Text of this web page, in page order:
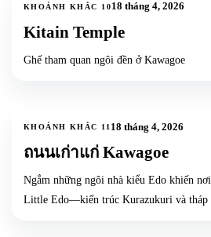
KHOẢNH KHẮC 1018 tháng 4, 2026
Kitain Temple
Ghế tham quan ngôi đền ở Kawagoe
KHOẢNH KHẮC 11 18 tháng 4, 2026
ถนนเก่าแก่ Kawagoe
Ngắm những ngôi nhà kiểu Edo khiến
Little Edo—kiến trúc Kurazukuri và tháp